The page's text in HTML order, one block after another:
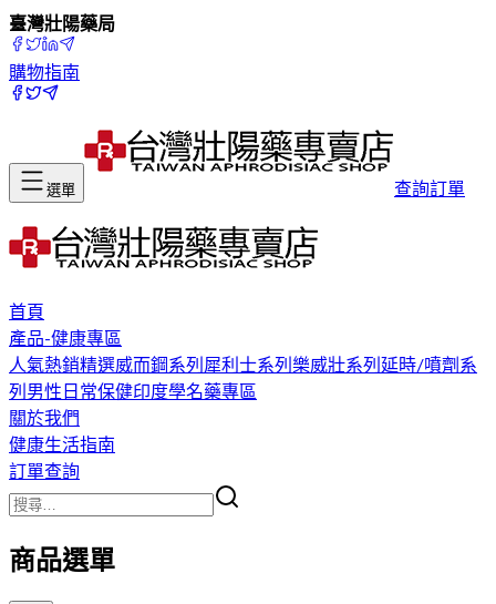
臺灣壯陽藥局
購物指南
選單 查詢訂單
首頁
產品-健康專區
人氣熱銷精選威而鋼系列 犀利士系列 樂威壯系列 延時/噴劑系
列 男性日常保健印度學名藥專區
關於我們
健康生活指南
訂單查詢
商品選單